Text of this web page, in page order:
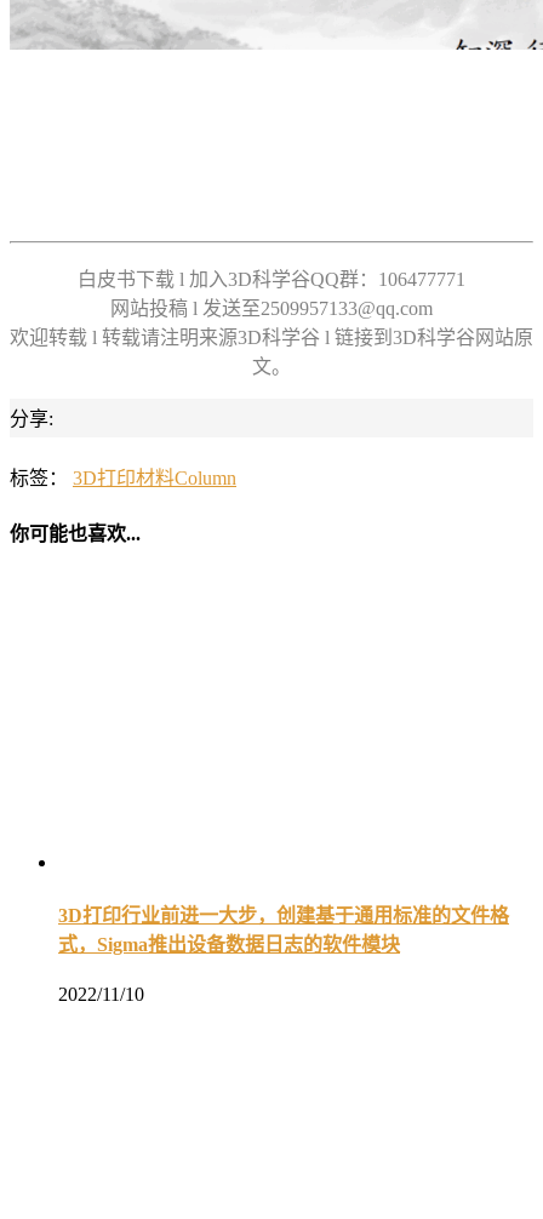
白皮书下载 l 加入3D科学谷QQ群：106477771
网站投稿 l 发送至2509957133@qq.com
欢迎转载 l 转载请注明来源3D科学谷 l 链接到3D科学谷网站原
文。
分享:
标签： 3D打印材料Column
你可能也喜欢...
3D打印行业前进一大步，创建基于通用标准的文件格
式，Sigma推出设备数据日志的软件模块
2022/11/10